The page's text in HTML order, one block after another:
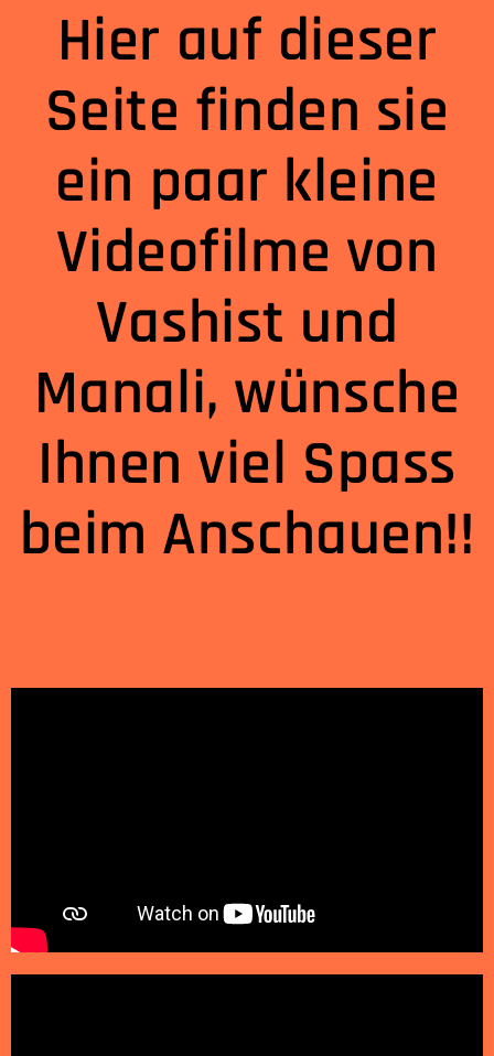
Hier auf dieser
Seite finden sie
ein paar kleine
Videofilme von
Vashist und
Manali, wünsche
Ihnen viel Spass
beim Anschauen!!